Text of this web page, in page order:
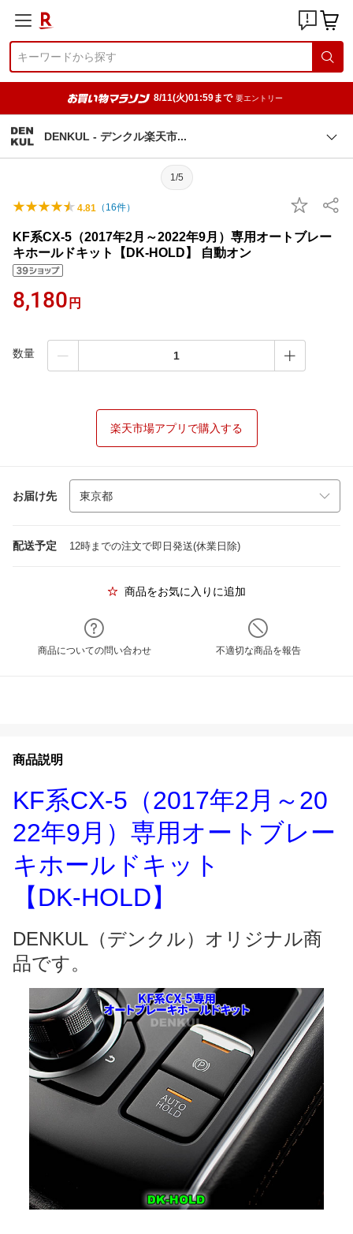
8/11(火)01:59まで 要エントリー
DENKUL - デンクル楽天市
1/5
4.81 （ 16件）
KF系CX-5（2017年2月～2022年9月）専用オートブレー
キホールドキット【DK-HOLD】 自動オン
8,180 円
数量
楽天市場アプリで購入する
お届け先
配送予定 12時までの注文で即日発送(休業日除)
商品をお気に入りに追加
商品についての問い合わせ 不適切な商品を報告
商品説明
KF系CX-5（2017年2月～20
22年9月）専用オートブレー
キホールドキット
【DK-HOLD】
DENKUL（デンクル）オリジナル商
品です。